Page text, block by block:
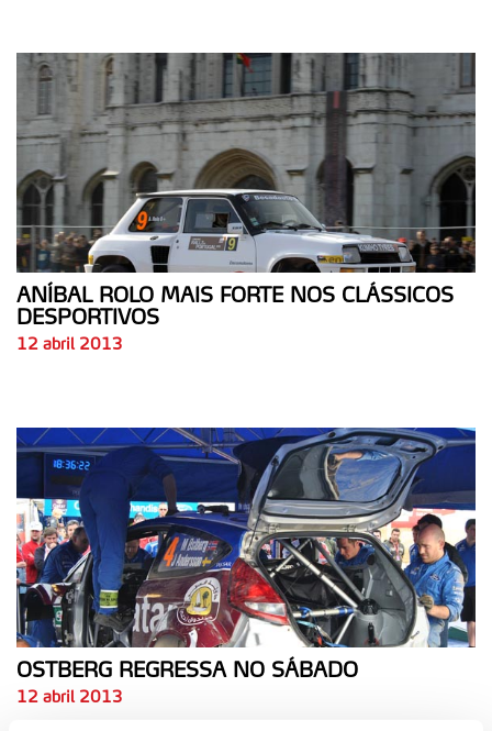
ANÍBAL ROLO MAIS FORTE NOS CLÁSSICOS
DESPORTIVOS
12 abril 2013
OSTBERG REGRESSA NO SÁBADO
12 abril 2013